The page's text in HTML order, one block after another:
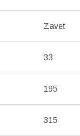
Zavet
33
195
315